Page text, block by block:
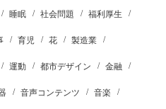
睡眠 社会問題 福利厚生
育児 花 製造業
運動 都市デザイン 金融
音声コンテンツ 音楽